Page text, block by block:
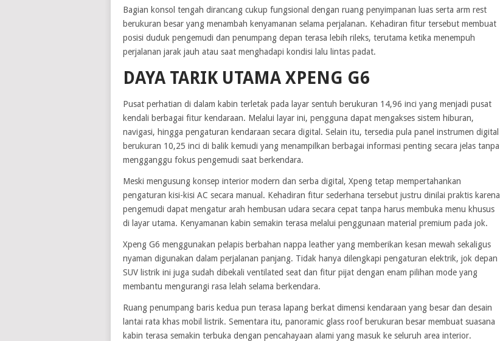
Bagian konsol tengah dirancang cukup fungsional dengan ruang penyimpanan luas serta arm rest
berukuran besar yang menambah kenyamanan selama perjalanan. Kehadiran fitur tersebut membuat
posisi duduk pengemudi dan penumpang depan terasa lebih rileks, terutama ketika menempuh
perjalanan jarak jauh atau saat menghadapi kondisi lalu lintas padat.
DAYA TARIK UTAMA XPENG G6
Pusat perhatian di dalam kabin terletak pada layar sentuh berukuran 14,96 inci yang menjadi pusat
kendali berbagai fitur kendaraan. Melalui layar ini, pengguna dapat mengakses sistem hiburan,
navigasi, hingga pengaturan kendaraan secara digital. Selain itu, tersedia pula panel instrumen digital
berukuran 10,25 inci di balik kemudi yang menampilkan berbagai informasi penting secara jelas tanpa
mengganggu fokus pengemudi saat berkendara.
Meski mengusung konsep interior modern dan serba digital, Xpeng tetap mempertahankan
pengaturan kisi-kisi AC secara manual. Kehadiran fitur sederhana tersebut justru dinilai praktis karena
pengemudi dapat mengatur arah hembusan udara secara cepat tanpa harus membuka menu khusus
di layar utama. Kenyamanan kabin semakin terasa melalui penggunaan material premium pada jok.
Xpeng G6 menggunakan pelapis berbahan nappa leather yang memberikan kesan mewah sekaligus
nyaman digunakan dalam perjalanan panjang. Tidak hanya dilengkapi pengaturan elektrik, jok depan
SUV listrik ini juga sudah dibekali ventilated seat dan fitur pijat dengan enam pilihan mode yang
membantu mengurangi rasa lelah selama berkendara.
Ruang penumpang baris kedua pun terasa lapang berkat dimensi kendaraan yang besar dan desain
lantai rata khas mobil listrik. Sementara itu, panoramic glass roof berukuran besar membuat suasana
kabin terasa semakin terbuka dengan pencahayaan alami yang masuk ke seluruh area interior.